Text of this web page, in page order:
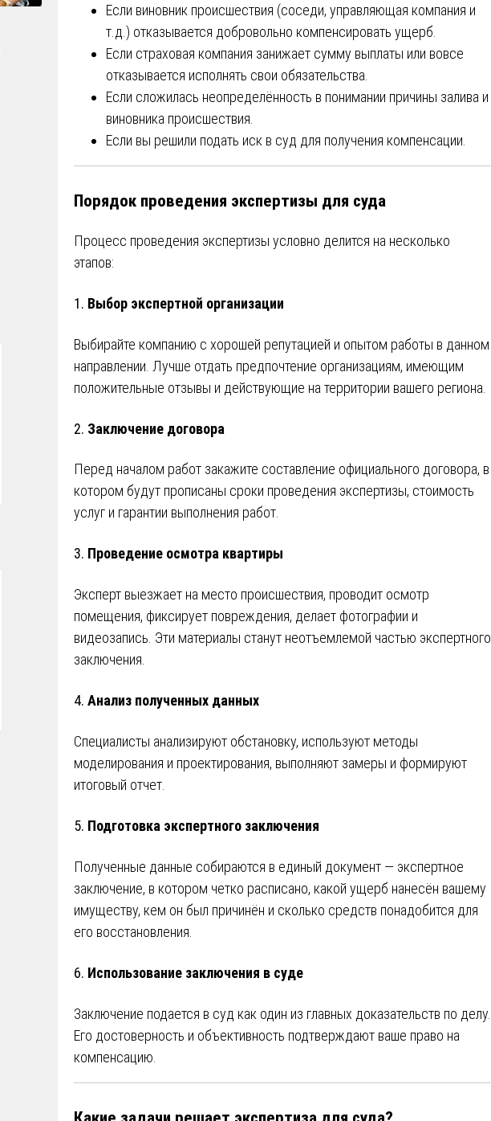
Если виновник происшествия (соседи, управляющая компания и
т.д.) отказывается добровольно компенсировать ущерб.
Если страховая компания занижает сумму выплаты или вовсе
отказывается исполнять свои обязательства.
Если сложилась неопределённость в понимании причины залива и
виновника происшествия.
Если вы решили подать иск в суд для получения компенсации.
Порядок проведения экспертизы для суда
Процесс проведения экспертизы условно делится на несколько
этапов:
1. Выбор экспертной организации
Выбирайте компанию с хорошей репутацией и опытом работы в данном
направлении. Лучше отдать предпочтение организациям, имеющим
положительные отзывы и действующие на территории вашего региона.
2. Заключение договора
Перед началом работ закажите составление официального договора, в
котором будут прописаны сроки проведения экспертизы, стоимость
услуг и гарантии выполнения работ.
3. Проведение осмотра квартиры
Эксперт выезжает на место происшествия, проводит осмотр
помещения, фиксирует повреждения, делает фотографии и
видеозапись. Эти материалы станут неотъемлемой частью экспертного
заключения.
4. Анализ полученных данных
Специалисты анализируют обстановку, используют методы
моделирования и проектирования, выполняют замеры и формируют
итоговый отчет.
5. Подготовка экспертного заключения
Полученные данные собираются в единый документ — экспертное
заключение, в котором четко расписано, какой ущерб нанесён вашему
имуществу, кем он был причинён и сколько средств понадобится для
его восстановления.
6. Использование заключения в суде
Заключение подается в суд как один из главных доказательств по делу.
Его достоверность и объективность подтверждают ваше право на
компенсацию.